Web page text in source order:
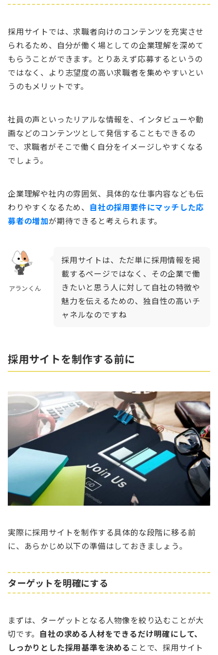
採用サイトでは、求職者向けのコンテンツを充実させ
られるため、自分が働く場としての企業理解を深めて
もらうことができます。とりあえず応募するというの
ではなく、より志望度の高い求職者を集めやすいとい
うのもメリットです。
社員の声といったリアルな情報を、インタビューや動
画などのコンテンツとして発信することもできるの
で、求職者がそこで働く自分をイメージしやすくなる
でしょう。
企業理解や社内の雰囲気、具体的な仕事内容なども伝
わりやすくなるため、 自社の採用要件にマッチした応
募者の増加が期待できると考えられます。
アランくん
採用サイトは、ただ単に採用情報を掲
載するページではなく、その企業で働
きたいと思う人に対して自社の特徴や
魅力を伝えるための、独自性の高いチ
ャネルなのですね
採用サイトを制作する前に
実際に採用サイトを制作する具体的な段階に移る前
に、あらかじめ以下の準備はしておきましょう。
ターゲットを明確にする
まずは、ターゲットとなる人物像を絞り込むことが大
切です。 自社の求める人材をできるだけ明確にして、
しっかりとした採用基準を決める ことで、採用サイト